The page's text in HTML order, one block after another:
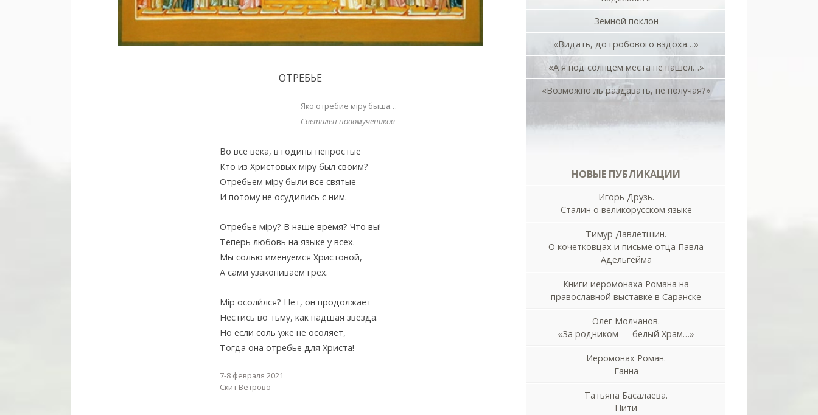
ОТРЕБЬЕ
Яко отребие мiру быша…
Светилен новомучеников
Во все века, в годины непростые
Кто из Христовых мiру был своим?
Отребьем мiру были все святые
И потому не осудились с ним.
Отребье мiру? В наше время? Что вы!
Теперь любовь на языке у всех.
Мы солью именуемся Христовой,
А сами узакониваем грех.
Мiр осоли́лся? Нет, он продолжает
Нестись во тьму, как падшая звезда.
Но если соль уже не осоляет,
Тогда она отребье для Христа!
7-8 февраля 2021
Cкит Ветрово
Земной поклон
«Видать, до гробового вздоха…»
«А я под солнцем места не нашёл…»
«Возможно ль раздавать, не получая?»
НОВЫЕ ПУБЛИКАЦИИ
Игорь Друзь.
Сталин о великорусском языке
Тимур Давлетшин.
О кочетковцах и письме отца Павла
Адельгейма
Книги иеромонаха Романа на
православной выставке в Саранске
Олег Молчанов.
«За родником — белый Храм…»
Иеромонах Роман.
Ганна
Татьяна Басалаева.
Нити